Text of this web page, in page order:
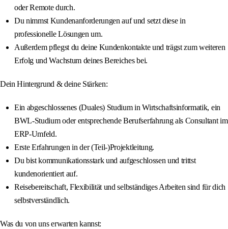
oder Remote durch.
Du nimmst Kundenanforderungen auf und setzt diese in
professionelle Lösungen um.
Außerdem pflegst du deine Kundenkontakte und trägst zum weiteren
Erfolg und Wachstum deines Bereiches bei.
Dein Hintergrund & deine Stärken:
Ein abgeschlossenes (Duales) Studium in Wirtschaftsinformatik, ein
BWL-Studium oder entsprechende Berufserfahrung als Consultant im
ERP-Umfeld.
Erste Erfahrungen in der (Teil-)Projektleitung.
Du bist kommunikationsstark und aufgeschlossen und trittst
kundenorientiert auf.
Reisebereitschaft, Flexibilität und selbständiges Arbeiten sind für dich
selbstverständlich.
Was du von uns erwarten kannst: